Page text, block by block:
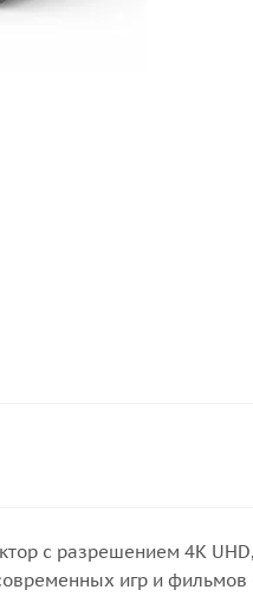
с разрешением 4K
игр и